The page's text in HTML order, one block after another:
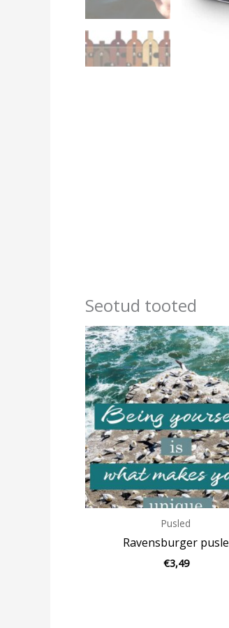
Seotud tooted
Pusled
Ravensburger pusle
€3,49